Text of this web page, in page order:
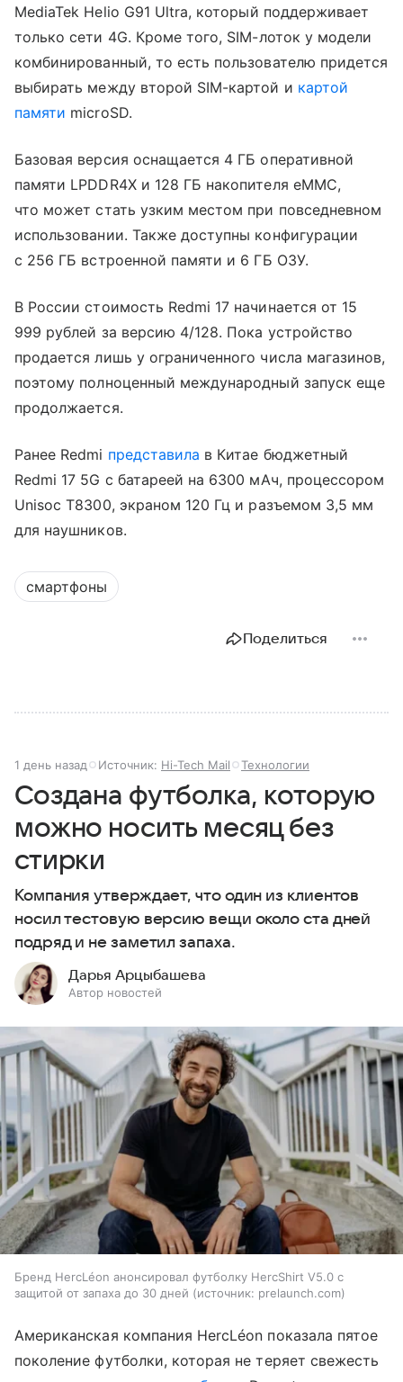
MediaTek Helio G91 Ultra, который поддерживает
только сети 4G. Кроме того, SIM-лоток у модели
комбинированный, то есть пользователю придется
выбирать между второй SIM-картой и картой
памяти microSD.
Базовая версия оснащается 4 ГБ оперативной
памяти LPDDR4X и 128 ГБ накопителя eMMC,
что может стать узким местом при повседневном
использовании. Также доступны конфигурации
с 256 ГБ встроенной памяти и 6 ГБ ОЗУ.
В России стоимость Redmi 17 начинается от 15
999 рублей за версию 4/128. Пока устройство
продается лишь у ограниченного числа магазинов,
поэтому полноценный международный запуск еще
продолжается.
Ранее Redmi представила в Китае бюджетный
Redmi 17 5G с батареей на 6300 мАч, процессором
Unisoc T8300, экраном 120 Гц и разъемом 3,5 мм
для наушников.
смартфоны
Поделиться
1 день назад Источник: Hi-Tech Mail Технологии
Создана футболка, которую
можно носить месяц без
стирки
Компания утверждает, что один из клиентов
носил тестовую версию вещи около ста дней
подряд и не заметил запаха.
Дарья Арцыбашева
Автор новостей
Бренд HercLéon анонсировал футболку HercShirt V5.0 с
защитой от запаха до 30 дней
источник: prelaunch.com
Американская компания HercLéon показала пятое
поколение футболки, которая не теряет свежесть